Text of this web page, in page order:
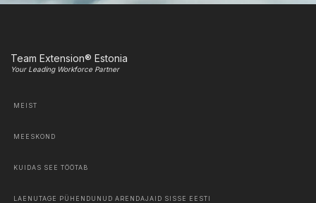
Team Extension® Estonia
Your Leading Workforce Partner
MEIST
MEESKOND
KUIDAS SEE TÖÖTAB
LAENUTAGE PÜHENDUNUD ARENDAJAID SISSE EESTI